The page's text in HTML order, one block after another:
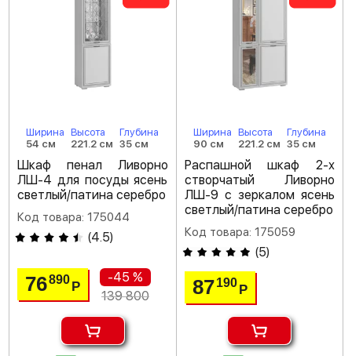
Ширина
54 см
Высота
221.2 см
Глубина
35 см
Шкаф пенал Ливорно
ЛШ-4 для посуды ясень
светлый/патина серебро
Код товара: 175044
(4.5)
76890Р
-45 %
139 800
Ширина
90 см
Высота
221.2 см
Глубина
35 см
Распашной шкаф 2-х
створчатый Ливорно
ЛШ-9 с зеркалом ясень
светлый/патина серебро
Код товара: 175059
(5)
87 190 Р